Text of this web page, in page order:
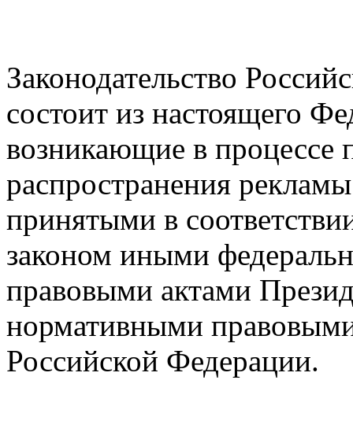
Законодательство
состоит из настоящего
возникающие в процессе
распространения
принятыми в
законом иными
правовыми актами
нормативными
Российской Федерации.